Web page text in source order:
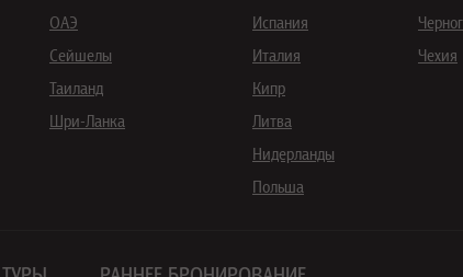
ОАЭ
Сейшелы
Таиланд
Шри-Ланка
Испания
Италия
Кипр
Литва
Нидерланды
Польша
Чехия